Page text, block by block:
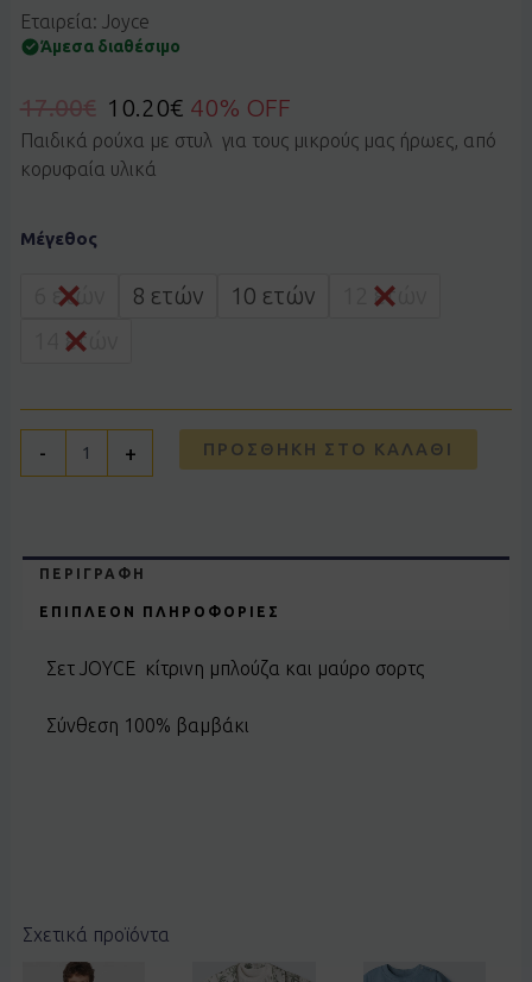
Εταιρεία: Joyce
Άμεσα διαθέσιμο
17.00€ 10.20€ 40% OFF
Παιδικά ρούχα με στυλ για τους μικρούς μας ήρωες, από
κορυφαία υλικά
Μέγεθος
6 ετών 8 ετών 10 ετών
12 ετών
14 ετών
-
JOYCE
κίτρινο
ποσότητα
+ ΠΡΟΣΘΉΚΗ ΣΤΟ ΚΑΛΆΘΙ
ΠΕΡΙΓΡΑΦΉ
ΕΠΙΠΛΈΟΝ ΠΛΗΡΟΦΟΡΊΕΣ
Σετ JOYCE κίτρινη μπλούζα και μαύρο σορτς
Σύνθεση 100% βαμβάκι
Σχετικά προϊόντα